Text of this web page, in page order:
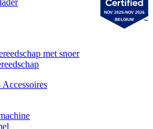
met snoer
NOV 2025-NOV 2026
BELGIUM